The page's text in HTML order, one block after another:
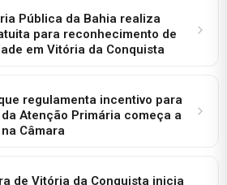
Pública da Bahia realiza
para reconhecimento de
em Vitória da Conquista
regulamenta incentivo para
Atenção Primária começa a
Câmara
de Vitória da Conquista inicia